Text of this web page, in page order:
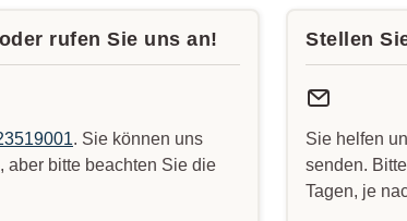
rufen Sie uns an!
. Sie können uns
aber bitte beachten Sie die
Stellen
Sie helfen
senden.
Tagen, je